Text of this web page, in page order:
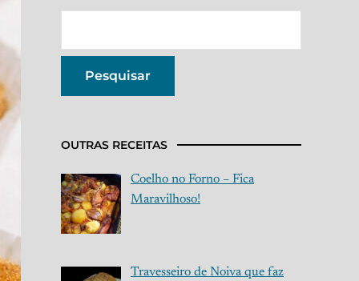
OUTRAS RECEITAS
Coelho no Forno – Fica
Maravilhoso!
Travesseiro de Noiva que faz